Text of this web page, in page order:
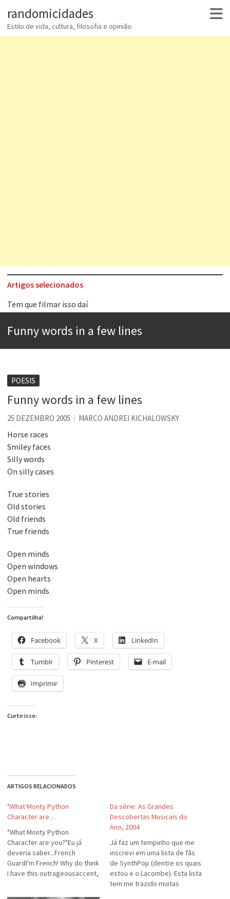
randomicidades
Estilo de vida, cultura, filosofia e opinião.
Artigos selecionados
Tem que filmar isso daí
Aprender a fracassar é o segredo do sucesso
Esse tal de Rock Gaúcho
Os causos de Jorge Luis Borges
Voto obrigatório é correto?
Se queres salvar o mundo, o veganismo não é a resposta
Funny words in a few lines
POESIS
Funny words in a few lines
25 DEZEMBRO 2005 MARCO ANDREI KICHALOWSKY
Horse races
Smiley faces
Silly words
On silly cases
True stories
Old stories
Old friends
True friends
Open minds
Open windows
Open hearts
Open minds
Compartilha!
Facebook X LinkedIn
Tumblr Pinterest E-mail
Imprimir
Curtir isso:
ARTIGOS RELACIONADOS
"What Monty Python
Character are…
"What Monty Python
Character are you?"Eu já
deveria saber...French
GuardI'm French! Why do think
I have this outrageousaccent,
Da série: As Grandes
Descobertas Musicais do
Ano, 2004
Já faz um tempinho que me
inscrevi em uma lista de fãs
de SynthPop (dentre os quais
estou e o Lacombe). Esta lista
tem me trazido muitas